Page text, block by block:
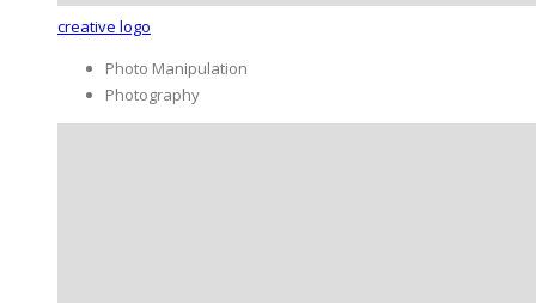
creative logo
Photo Manipulation
Photography